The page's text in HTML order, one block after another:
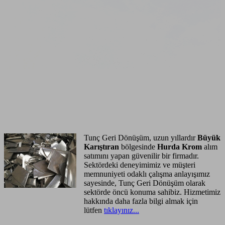
Tunç Geri Dönüşüm, uzun yıllardırBüyük
Karıştıran bölgesindeHurda Kromalım
satımını yapan güvenilir bir firmadır.
Sektördeki deneyimimiz ve müşteri
memnuniyeti odaklı çalışma anlayışımız
sayesinde, Tunç Geri Dönüşüm olarak
sektörde öncü konuma sahibiz. Hizmetimiz
hakkında daha fazla bilgi almak için
lütfentıklayınız...